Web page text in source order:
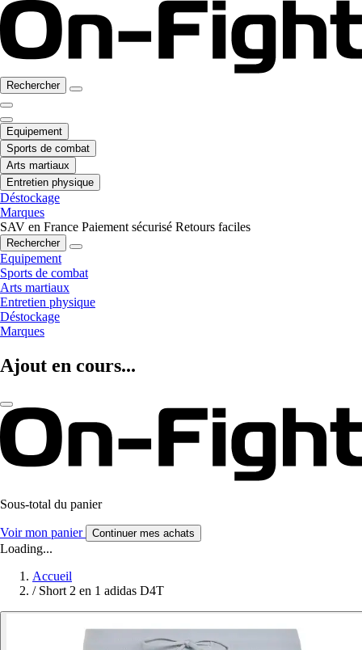
Rechercher
Equipement
Sports de combat
Arts martiaux
Entretien physique
Déstockage
Marques
SAV en France Paiement sécurisé Retours faciles
Rechercher
Equipement
Sports de combat
Arts martiaux
Entretien physique
Déstockage
Marques
Ajout en cours...
Sous-total du panier
Voir mon panier Continuer mes achats
Loading...
Accueil
/ Short 2 en 1 adidas D4T